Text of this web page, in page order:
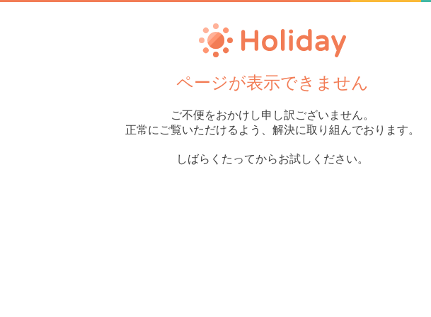
ページが表示できません
ご不便をおかけし申し訳ございません。
正常にご覧いただけるよう、解決に取り組んでおります。
しばらくたってからお試しください。